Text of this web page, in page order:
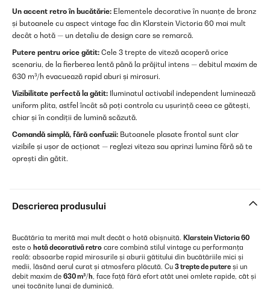
Un accent retro în bucătărie: Elementele decorative în nuanțe de bronz
și butoanele cu aspect vintage fac din Klarstein Victoria 60 mai mult
decât o hotă — un detaliu de design care se remarcă.
Putere pentru orice gătit: Cele 3 trepte de viteză acoperă orice
scenariu, de la fierberea lentă până la prăjitul intens — debitul maxim de
630 m³/h evacuează rapid aburi și mirosuri.
Vizibilitate perfectă la gătit: Iluminatul activabil independent luminează
uniform plita, astfel încât să poți controla cu ușurință ceea ce gătești,
chiar și în condiții de lumină scăzută.
Comandă simplă, fără confuzii: Butoanele plasate frontal sunt clar
vizibile și ușor de acționat — reglezi viteza sau aprinzi lumina fără să te
oprești din gătit.
Descrierea produsului
Bucătăria ta merită mai mult decât o hotă obișnuită. Klarstein Victoria 60
este o hotă decorativă retro care combină stilul vintage cu performanța
reală: absoarbe rapid mirosurile și aburii gătitului din bucătăriile mici și
medii, lăsând aerul curat și atmosfera plăcută. Cu 3 trepte de putere și un
debit maxim de 630 m³/h, face față fără efort atât unei omlete rapide, cât și
unei tocănițe lungi de duminică.